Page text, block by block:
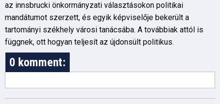
az innsbrucki önkormányzati választásokon politikai
mandátumot szerzett, és egyik képviselője bekerült a
tartományi székhely városi tanácsába. A továbbiak attól is
függnek, ott hogyan teljesít az újdonsült politikus.
0 komment: